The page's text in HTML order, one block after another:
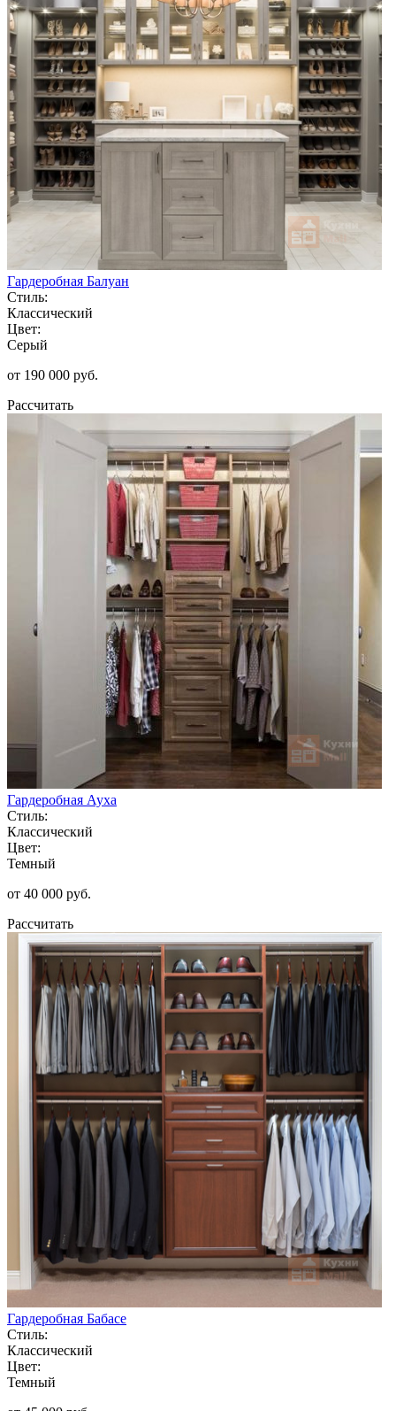
Гардеробная Балуан
Стиль:
Классический
Цвет:
Серый
от 190 000 руб.
Рассчитать
Гардеробная Ауха
Стиль:
Классический
Цвет:
Темный
от 40 000 руб.
Рассчитать
Гардеробная Бабасе
Стиль:
Классический
Цвет:
Темный